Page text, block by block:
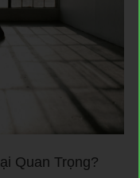
Quan Trọng?